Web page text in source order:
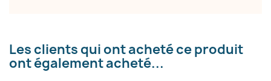
Les clients qui ont acheté ce produit
ont également acheté...